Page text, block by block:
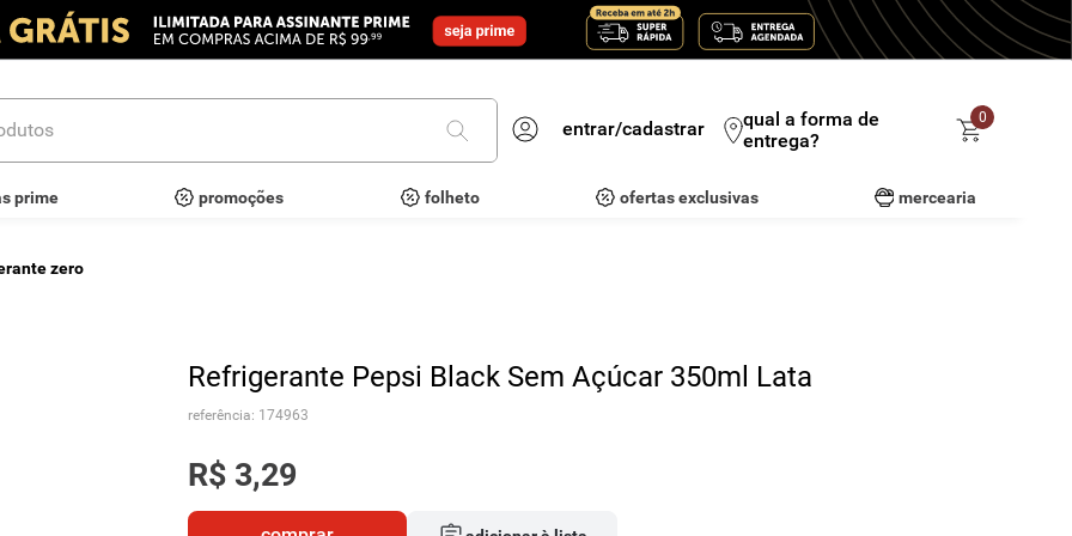
entrar/cadastrar
qual a forma de
entrega?
0
prime promoções folheto ofertas exclusivas mercearia
zero
Refrigerante Pepsi Black Sem Açúcar 350ml Lata
referência: 174963
R$ 3,29